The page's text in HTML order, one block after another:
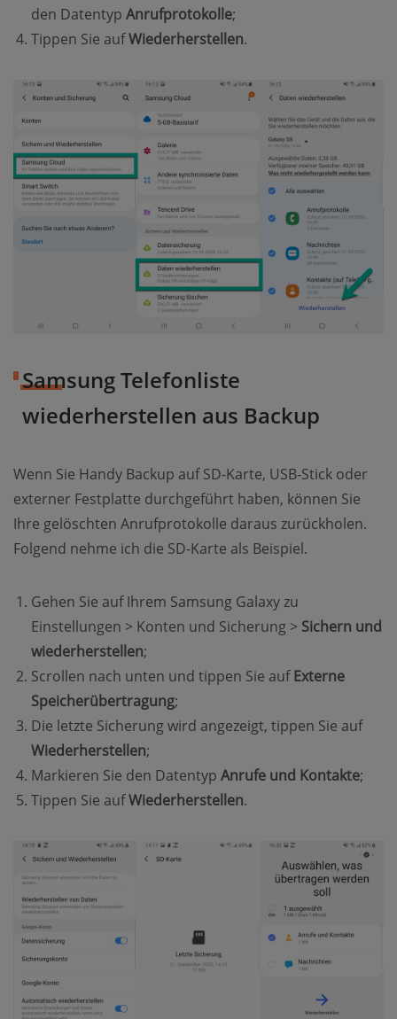
den Datentyp Anrufprotokolle;
Tippen Sie aufWiederherstellen.
Samsung Telefonliste
wiederherstellen aus Backup
Wenn Sie Handy Backup auf SD-Karte, USB-Stick oder
externer Festplatte durchgeführt haben, können Sie
Ihre gelöschten Anrufprotokolle daraus zurückholen.
Folgend nehme ich die SD-Karte als Beispiel.
Gehen Sie auf Ihrem Samsung Galaxy zu
Einstellungen > Konten und Sicherung > Sichern und
wiederherstellen;
Scrollen nach unten und tippen Sie aufExterne
Speicherübertragung;
Die letzte Sicherung wird angezeigt, tippen Sie auf
Wiederherstellen;
Markieren Sie den Datentyp Anrufe und Kontakte;
Tippen Sie aufWiederherstellen.